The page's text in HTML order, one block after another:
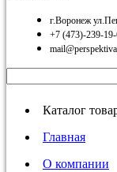
г.Воронеж
+7 (473)-239-
Каталог
Главная
О компании